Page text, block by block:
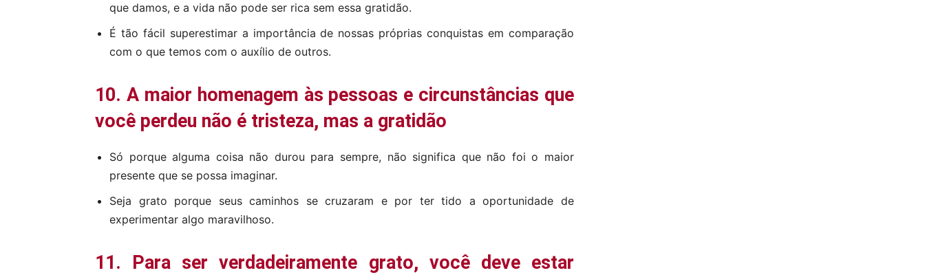
que damos, e a vida não pode ser rica sem essa gratidão.
É tão fácil superestimar a importância de nossas próprias conquistas em comparação
com o que temos com o auxílio de outros.
10. A maior homenagem às pessoas e circunstâncias que
você perdeu não é tristeza, mas a gratidão
Só porque alguma coisa não durou para sempre, não significa que não foi o maior
presente que se possa imaginar.
Seja grato porque seus caminhos se cruzaram e por ter tido a oportunidade de
experimentar algo maravilhoso.
11. Para ser verdadeiramente grato, você deve estar